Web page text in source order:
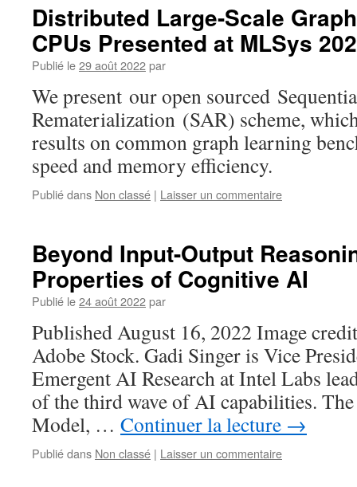
Distributed Large-Scale
CPUs Presented at MLSys
Publié le29 août 2022par
We present our open sourced
Rematerialization (SAR) scheme,
results on common graph learning
speed and memory efficiency.
Publié dans Non classé | Laisser un commentaire
Beyond Input-Output
Properties of Cognitive AI
Publié le24 août 2022par
Published August 16, 2022 Image
Adobe Stock. Gadi Singer is Vice
Emergent AI Research at Intel Labs
of the third wave of AI capabilities.
Model, … Continuer la lecture →
Publié dans Non classé | Laisser un commentaire